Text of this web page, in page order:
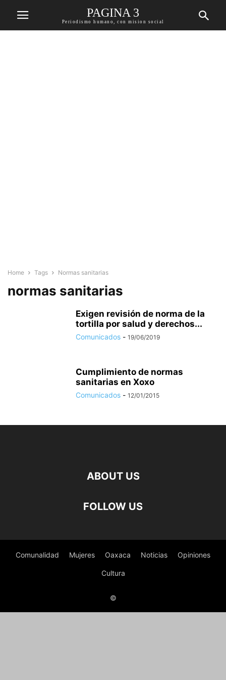
PAGINA 3
Periodismo humano, con mision social
Home Tags Normas sanitarias
normas sanitarias
Exigen revisión de norma de la
tortilla por salud y derechos...
Comunicados - 19/06/2019
Cumplimiento de normas
sanitarias en Xoxo
Comunicados - 12/01/2015
ABOUT US
FOLLOW US
Comunalidad Mujeres Oaxaca Noticias Opiniones
Cultura
©